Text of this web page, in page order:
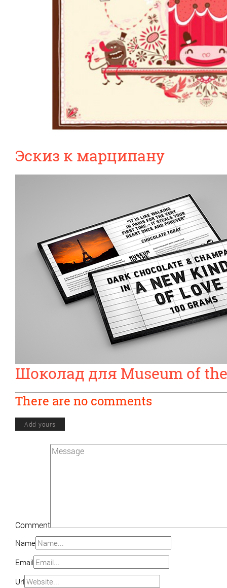
Эскиз к марципану
Шоколад для Museum of
There are no comments
Add yours
Comment
Name
Email
Url